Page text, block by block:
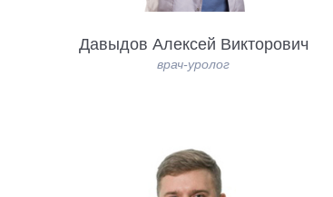
Давыдов Алексей Викторович
врач-уролог